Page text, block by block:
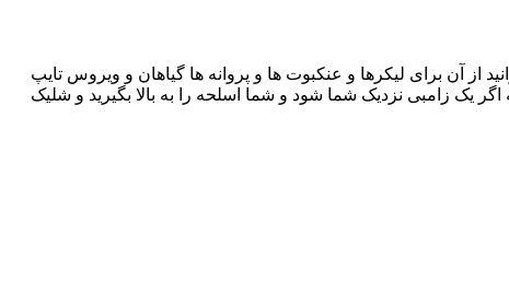
آن برای لیکرها و عنکبوت ها و پروانه ها گیاهان و ویروس تایپ
یک زامبی نزدیک شما شود و شما اسلحه را به بالا بگیرید و شلیک